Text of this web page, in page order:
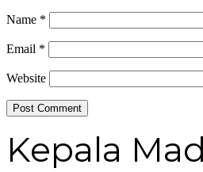
Name *
Email *
Website
Kepala